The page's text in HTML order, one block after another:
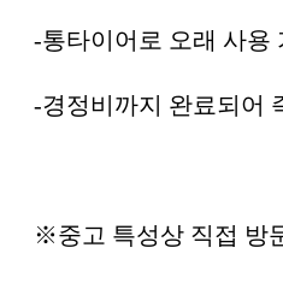
-통타이어로 오래 사용
-경정비까지 완료되어
※중고 특성상 직접 방